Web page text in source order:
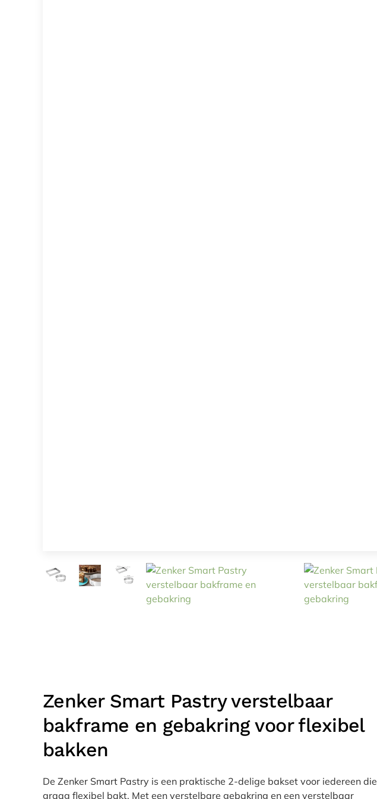
Zenker Smart Pastry verstelbaar
bakframe en gebakring voor flexibel
bakken
De Zenker Smart Pastry is een praktische 2-delige bakset voor iedereen die
graag flexibel bakt. Met een verstelbare gebakring en een verstelbaar